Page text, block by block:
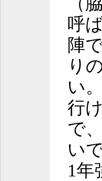
呼
陣
り
い
行
で
い
1年